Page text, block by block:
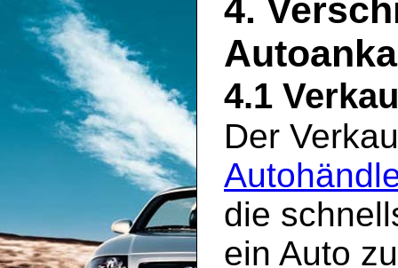
4.
4.1
Der
die
ein Auto